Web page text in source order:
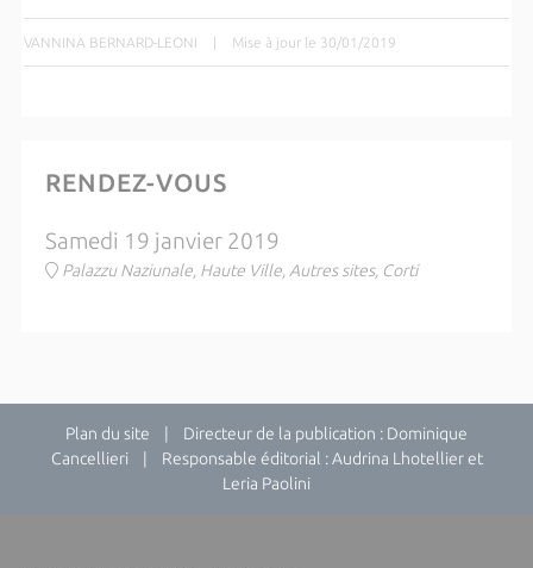
VANNINA BERNARD-LEONI | Mise à jour le 30/01/2019
RENDEZ-VOUS
Samedi 19 janvier 2019
Palazzu Naziunale, Haute Ville, Autres sites, Corti
Plan du site | Directeur de la publication : Dominique
Cancellieri | Responsable éditorial : Audrina Lhotellier et
Leria Paolini